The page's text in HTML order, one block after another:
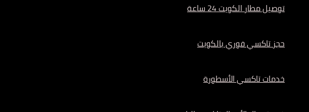
توصيل مطار الكويت 24 ساعة
حجز تاكسي فوري بالكويت
خدمات تاكسي الأسطورة